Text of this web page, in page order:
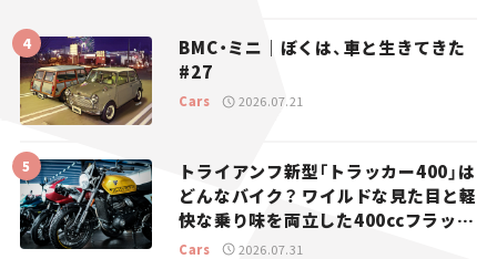
BMC・ミニ｜ぼくは、車と生きてきた
#27
Cars 2026.07.21
トライアンフ新型「トラッカー400」は
どんなバイク？ ワイルドな見た目と軽
快な乗り味を両立した400ccフラット
トラッカー【試乗レビュー】
Cars 2026.07.31